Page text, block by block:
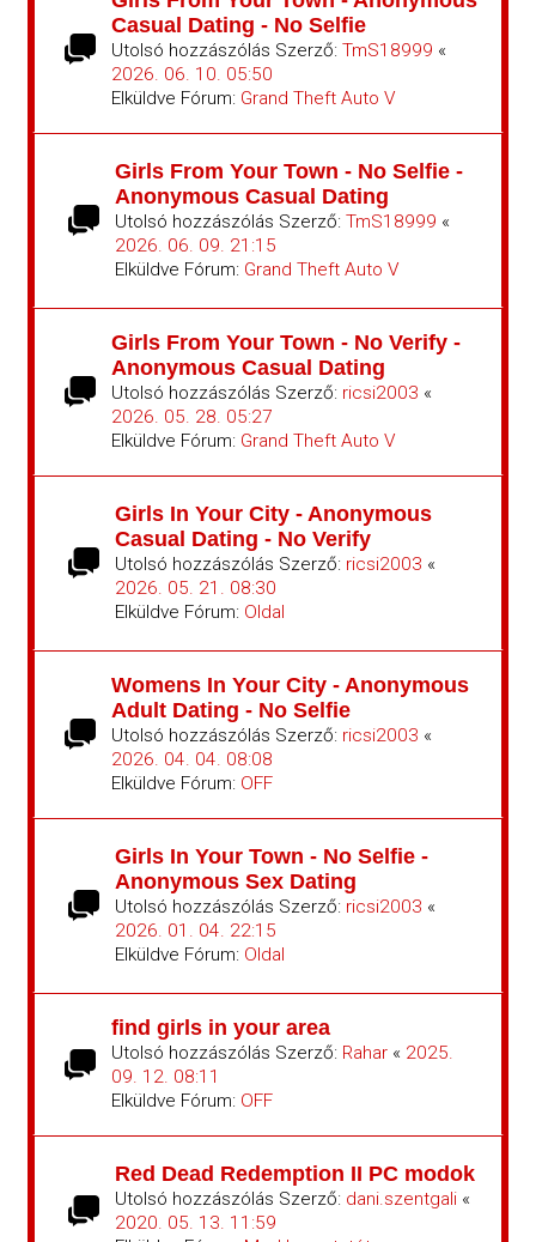
Casual Dating - No Selfie
Utolsó hozzászólás Szerző: TmS18999 «
2026. 06. 10. 05:50
Elküldve Fórum: Grand Theft Auto V
Girls From Your Town - No Selfie -
Anonymous Casual Dating
Utolsó hozzászólás Szerző: TmS18999 «
2026. 06. 09. 21:15
Elküldve Fórum: Grand Theft Auto V
Girls From Your Town - No Verify -
Anonymous Casual Dating
Utolsó hozzászólás Szerző: ricsi2003 «
2026. 05. 28. 05:27
Elküldve Fórum: Grand Theft Auto V
Girls In Your City - Anonymous
Casual Dating - No Verify
Utolsó hozzászólás Szerző: ricsi2003 «
2026. 05. 21. 08:30
Elküldve Fórum: Oldal
Womens In Your City - Anonymous
Adult Dating - No Selfie
Utolsó hozzászólás Szerző: ricsi2003 «
2026. 04. 04. 08:08
Elküldve Fórum: OFF
Girls In Your Town - No Selfie -
Anonymous Sex Dating
Utolsó hozzászólás Szerző: ricsi2003 «
2026. 01. 04. 22:15
Elküldve Fórum: Oldal
find girls in your area
Utolsó hozzászólás Szerző: Rahar« 2025.
09. 12. 08:11
Elküldve Fórum: OFF
Red Dead Redemption II PC modok
Utolsó hozzászólás Szerző: dani.szentgali«
2020. 05. 13. 11:59